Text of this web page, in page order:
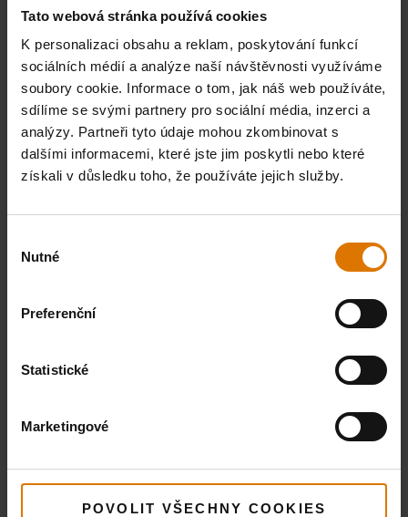
Tato webová stránka používá cookies
K personalizaci obsahu a reklam, poskytování funkcí
sociálních médií a analýze naší návštěvnosti využíváme
soubory cookie. Informace o tom, jak náš web používáte,
sdílíme se svými partnery pro sociální média, inzerci a
analýzy. Partneři tyto údaje mohou zkombinovat s
dalšími informacemi, které jste jim poskytli nebo které
získali v důsledku toho, že používáte jejich služby.
souhlasu
Nutné
Preferenční
Statistické
Marketingové
POVOLIT VŠECHNY COOKIES
VYTISKNI SEZNAM
Doporučené nástroje